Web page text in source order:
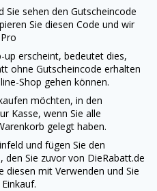
Sie sehen den Gutscheincode
Sie diesen Code und wir
erscheint, bedeutet dies,
ohne Gutscheincode erhalten
Shop gehen können.
möchten, in den
Kasse, wenn Sie alle
gelegt haben.
und fügen Sie den
den Sie zuvor von DieRabatt.de
diesen mit Verwenden und Sie